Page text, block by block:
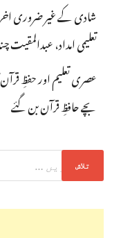
تعلیمی امداد، عبدالمقیت
عصری تعلیم اور حفظِ
بچے حافظِ قرآن بن گئے